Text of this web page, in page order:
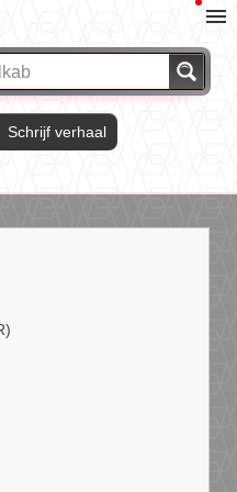
Schrijf verhaal